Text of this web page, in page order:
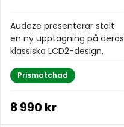
Audeze presenterar stolt
en ny upptagning på deras
klassiska LCD2-design.
Prismatchad
8 990 kr